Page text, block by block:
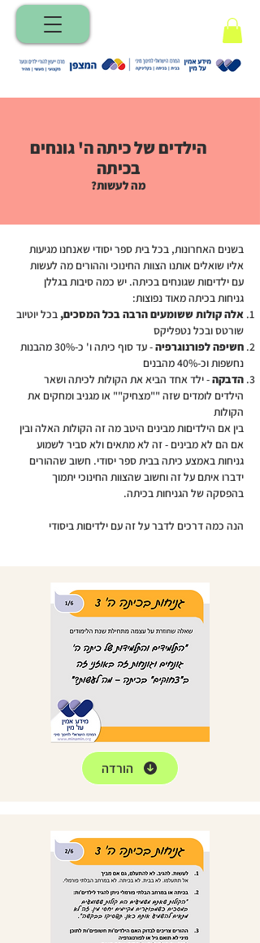
הילדים של כיתה ה' גונחים
בכיתה
מה לעשות?
בשנים האחרונות, בכל בית ספר יסודי שאנחנו מגיעות
אליו שואלים אותנו הצוות החינוכי וההורים מה לעשות
עם ילדיםות שגונחים בכיתה. יש כמה סיבות בגללן
גניחות בכיתה מאוד נפוצות:
אלה קולות ששומעים הרבה בכל המסכים,בכל יוטיוב
שורטס ובכל נטפליקס
חשיפה לפורנוגרפיה
- עד סוף כיתה ו' כ-30% מהבנות
נחשפות וכ-40% מהבנים
הדבקה- ילד אחד הביא את הקולות לכיתה ושאר
הילדים לומדים שזה ""מצחיק"" או מגניב ומחקים את
הקולות
בין אם הילדיםות מבינים היטב מה זה הקולות האלה ובין
אם הם לא מבינים - זה לא מתאים ולא סביר לשמוע
גניחות באמצע כיתה בבית ספר יסודי. חשוב שההורים
ידברו איתם על זה וחשוב שהצוות החינוכי יתמוך
בהפסקה של הגניחות בכיתה.
הנה כמה דרכים לדבר על זה עם ילדיםות ביסודי
הורדה